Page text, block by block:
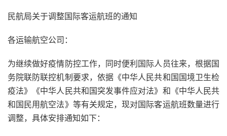
民航局关于调整国际客运航班的通知
各运输航空公司：
为继续做好疫情防控工作，同时便利国际人员往来，根据国
务院联防联控机制要求，依据《中华人民共和国国境卫生检
疫法》《中华人民共和国突发事件应对法》和《中华人民共
和国民用航空法》等有关规定，现对国际客运航班数量进行
调整，具体安排通知如下：